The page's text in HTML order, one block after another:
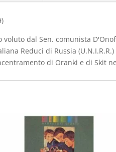
voluto dal Sen. comunista
Reduci di Russia
di Oranki e di Skit